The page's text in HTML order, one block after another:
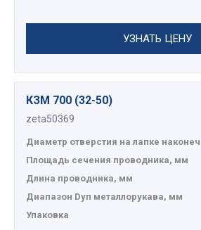
УЗНАТЬ ЦЕНУ
КЗМ 700 (32-50)
zeta50369
Диаметр отверстия на лапке
Площадь сечения проводника, мм
Длина проводника, мм
Диапазон Dуп металлорукава, мм
Упаковка